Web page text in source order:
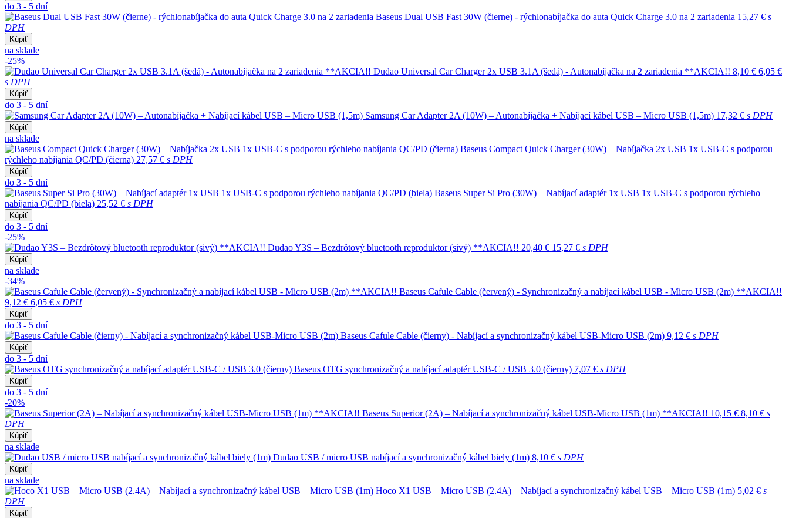
do 3 - 5 dní
Baseus Dual USB Fast 30W (čierne) - rýchlonabíjačka do auta Quick Charge 3.0 na 2 zariadenia 15,27 € s
DPH
Kúpiť
na sklade
-25%
Dudao Universal Car Charger 2x USB 3.1A (šedá) - Autonabíjačka na 2 zariadenia **AKCIA!! 8,10 € 6,05 €
s DPH
Kúpiť
do 3 - 5 dní
Samsung Car Adapter 2A (10W) – Autonabíjačka + Nabíjací kábel USB – Micro USB (1,5m) 17,32 € s DPH
Kúpiť
na sklade
Baseus Compact Quick Charger (30W) – Nabíjačka 2x USB 1x USB-C s podporou
rýchleho nabíjania QC/PD (čierna) 27,57 € s DPH
Kúpiť
do 3 - 5 dní
Baseus Super Si Pro (30W) – Nabíjací adaptér 1x USB 1x USB-C s podporou rýchleho
nabíjania QC/PD (biela) 25,52 € s DPH
Kúpiť
do 3 - 5 dní
-25%
Dudao Y3S – Bezdrôtový bluetooth reproduktor (sivý) **AKCIA!! 20,40 € 15,27 € s DPH
Kúpiť
na sklade
-34%
Baseus Cafule Cable (červený) - Synchronizačný a nabíjací kábel USB - Micro USB (2m) **AKCIA!!
9,12 € 6,05 € s DPH
Kúpiť
do 3 - 5 dní
Baseus Cafule Cable (čierny) - Nabíjací a synchronizačný kábel USB-Micro USB (2m) 9,12 € s DPH
Kúpiť
do 3 - 5 dní
Baseus OTG synchronizačný a nabíjací adaptér USB-C / USB 3.0 (čierny) 7,07 € s DPH
Kúpiť
do 3 - 5 dní
-20%
Baseus Superior (2A) – Nabíjací a synchronizačný kábel USB-Micro USB (1m) **AKCIA!! 10,15 € 8,10 € s
DPH
Kúpiť
na sklade
Dudao USB / micro USB nabíjací a synchronizačný kábel biely (1m) 8,10 € s DPH
Kúpiť
na sklade
Hoco X1 USB – Micro USB (2.4A) – Nabíjací a synchronizačný kábel USB – Micro USB (1m) 5,02 € s
DPH
Kúpiť